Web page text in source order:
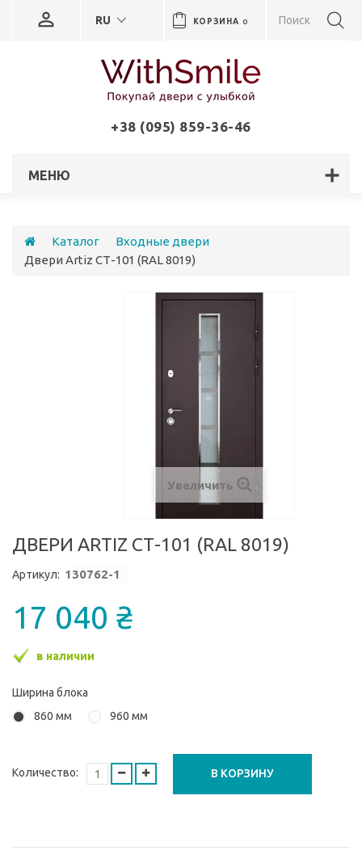
КОРЗИНА 0
RU
+38 (095) 859-36-46
МЕНЮ
Каталог
Входные двери
Двери Artiz СТ-101 (RAL 8019)
Увеличить
ДВЕРИ ARTIZ СТ-101 (RAL 8019)
Артикул: 130762-1
17 040 ₴
в наличии
Ширина блока
860 мм
960 мм
Количество: В КОРЗИНУ